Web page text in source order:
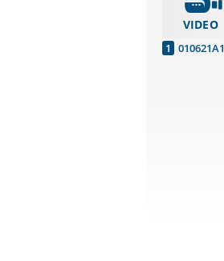
VIDEO
010621A1